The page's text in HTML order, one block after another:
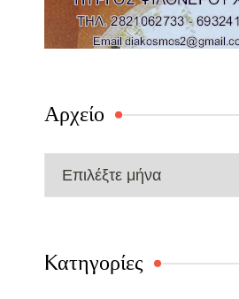
Αρχείο
Αρχείο
Kατηγορίες